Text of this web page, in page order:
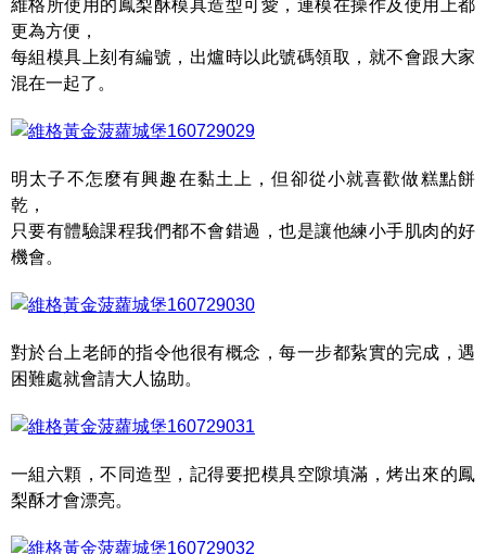
維格所使用的鳳梨酥模具造型可愛，連模在操作及使用上都
更為方便，
每組模具上刻有編號，出爐時以此號碼領取，就不會跟大家
混在一起了。
明太子不怎麼有興趣在黏土上，但卻從小就喜歡做糕點餅
乾，
只要有體驗課程我們都不會錯過，也是讓他練小手肌肉的好
機會。
對於台上老師的指令他很有概念，每一步都紥實的完成，遇
困難處就會請大人協助。
一組六顆，不同造型，記得要把模具空隙填滿，烤出來的鳳
梨酥才會漂亮。